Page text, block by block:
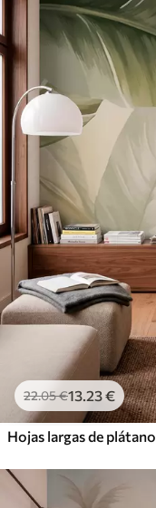
22.05€13 .23€
Hojas largas de plátano